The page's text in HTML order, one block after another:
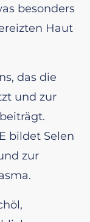
besonders
Haut
das die
und zur
bildet Selen
zur